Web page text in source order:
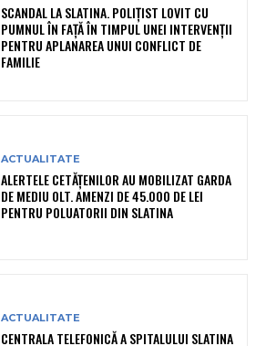
SCANDAL LA SLATINA. POLIȚIST LOVIT CU
PUMNUL ÎN FAȚĂ ÎN TIMPUL UNEI INTERVENȚII
PENTRU APLANAREA UNUI CONFLICT DE
FAMILIE
ACTUALITATE
ALERTELE CETĂȚENILOR AU MOBILIZAT GARDA
DE MEDIU OLT. AMENZI DE 45.000 DE LEI
PENTRU POLUATORII DIN SLATINA
ACTUALITATE
CENTRALA TELEFONICĂ A SPITALULUI SLATINA